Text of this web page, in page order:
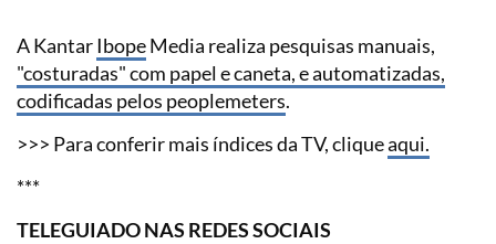
A KantarIbopeMedia realiza pesquisas manuais,
"costuradas" com papel e caneta, e automatizadas,
codificadas pelos peoplemeters.
>>> Para conferir mais índices da TV, cliqueaqui.
***
TELEGUIADO NAS REDES SOCIAIS